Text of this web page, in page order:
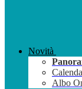
Novità
Albo